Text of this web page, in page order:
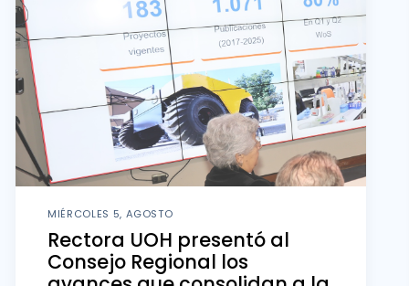
MIÉRCOLES 5, AGOSTO
Rectora UOH presentó al
Consejo Regional los